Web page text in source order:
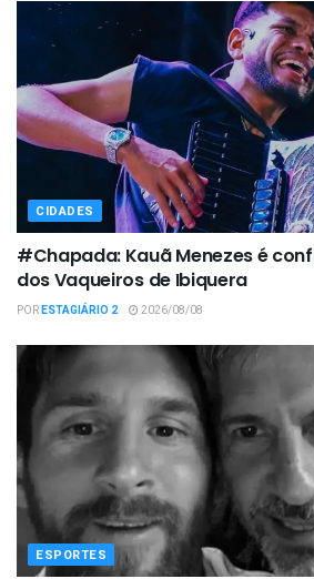
CIDADES
#Chapada: Kauã Menezes é
dos Vaqueiros de Ibiquera
PORESTAGIÁRIO 2 2026/08/08
ESPORTES